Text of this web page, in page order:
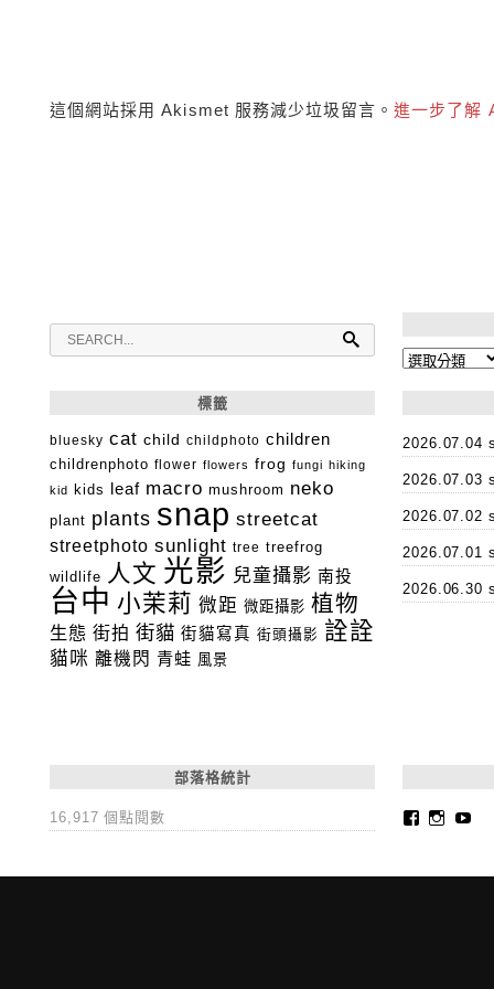
這個網站採用 Akismet 服務減少垃圾留言。進一步了解
分
標籤
bluesky cat child childphoto children
childrenphoto flower flowers frog fungi hiking
kid
kids leaf macro mushroom neko
plant plants snap streetcat
streetphoto sunlight tree treefrog
wildlife 人文 光影 兒童攝影 南投
台中 小茉莉 微距 微距攝影 植物
生態 街拍 街貓 街貓寫真 街頭攝影 詮詮
貓咪 離機閃 青蛙 風景
2026.07.04
2026.07.03
2026.07.02
2026.07.01
2026.06.30
部落格統計
16,917 個點閱數